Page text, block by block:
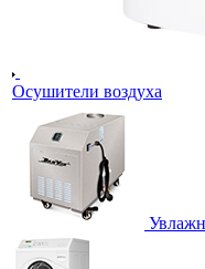
Осушители воздуха